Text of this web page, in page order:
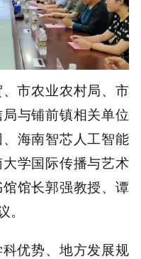
市农业农村局、市
与铺前镇相关单位
海南智芯人工智能
学国际传播与艺术
馆长郭强教授、谭
。
优势、地方发展规